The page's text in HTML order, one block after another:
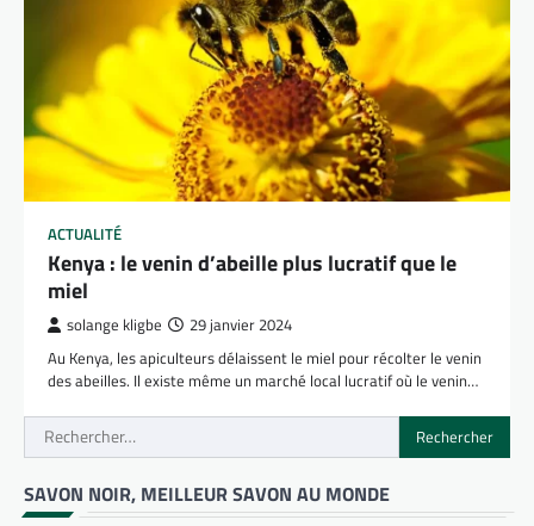
ACTUALITÉ
Kenya : le venin d’abeille plus lucratif que le
miel
solange kligbe 29 janvier 2024
Au Kenya, les apiculteurs délaissent le miel pour récolter le venin
des abeilles. Il existe même un marché local lucratif où le venin…
Rechercher :
SAVON NOIR, MEILLEUR SAVON AU MONDE